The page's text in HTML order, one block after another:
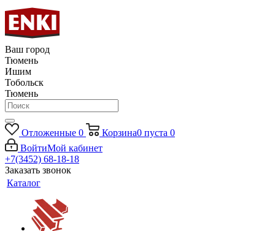
Ваш город
Тюмень
Ишим
Тобольск
Тюмень
Отложенные 0 Корзина0 пуста 0
ВойтиМой кабинет
+7(3452) 68-18-18
Заказать звонок
Каталог